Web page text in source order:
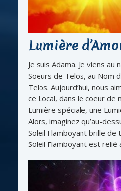
Lumière
Je suis Adama. Je viens
Soeurs de Telos, au Nom
Telos. Aujourd’hui, nous
ce Local, dans le coeur de
Lumière spéciale, une
Alors, imaginez qu’au-
Soleil Flamboyant brille de
Soleil Flamboyant est relié